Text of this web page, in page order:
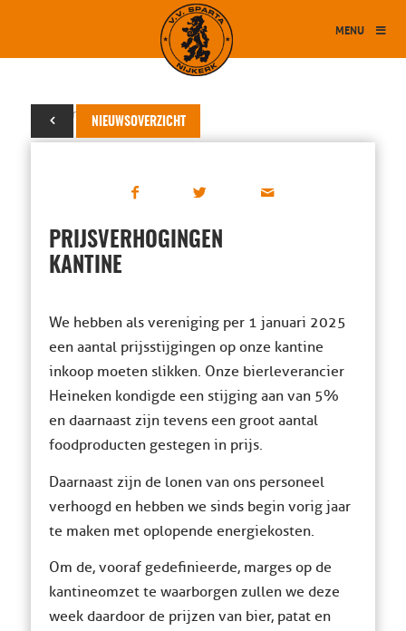
MENU
NIEUWSOVERZICHT
14 maart 2025
PRIJSVERHOGINGEN
KANTINE
We hebben als vereniging per 1 januari 2025
een aantal prijsstijgingen op onze kantine
inkoop moeten slikken. Onze bierleverancier
Heineken kondigde een stijging aan van 5%
en daarnaast zijn tevens een groot aantal
foodproducten gestegen in prijs.
Daarnaast zijn de lonen van ons personeel
verhoogd en hebben we sinds begin vorig jaar
te maken met oplopende energiekosten.
Om de, vooraf gedefinieerde, marges op de
kantineomzet te waarborgen zullen we deze
week daardoor de prijzen van bier, patat en